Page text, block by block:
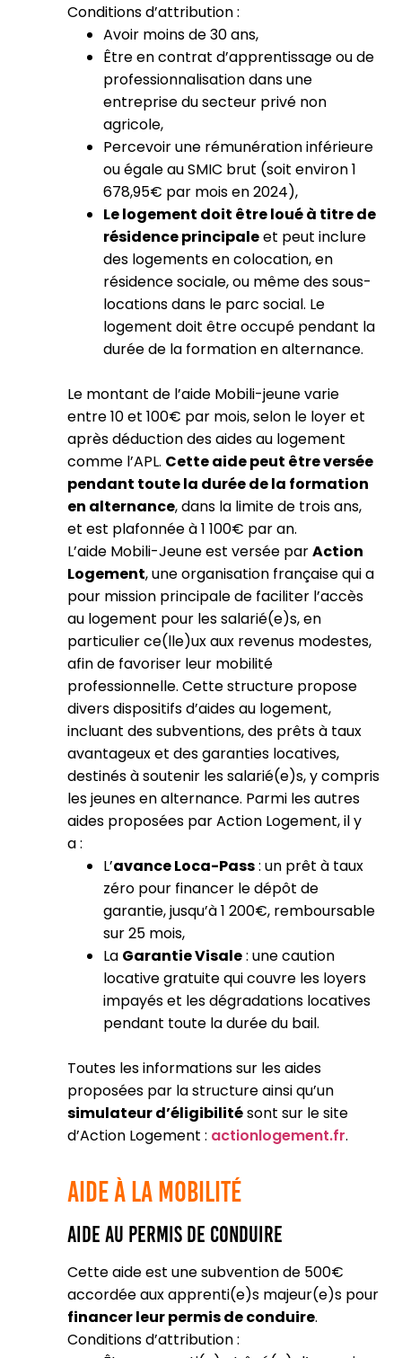
Conditions d’attribution :
Avoir moins de 30 ans,
Être en contrat d’apprentissage ou de
professionnalisation dans une
entreprise du secteur privé non
agricole,
Percevoir une rémunération inférieure
ou égale au SMIC brut (soit environ 1
678,95€ par mois en 2024),
Le logement doit être loué à titre de
résidence principaleet peut inclure
des logements en colocation, en
résidence sociale, ou même des sous-
locations dans le parc social. Le
logement doit être occupé pendant la
durée de la formation en alternance.
Le montant de l’aide Mobili-jeune varie
entre 10 et 100€ par mois, selon le loyer et
après déduction des aides au logement
comme l’APL. Cette aide peut être versée
pendant toute la durée de la formation
en alternance, dans la limite de trois ans,
et est plafonnée à 1 100€ par an.
L’aide Mobili-Jeune est versée parAction
Logement, une organisation française qui a
pour mission principale de faciliter l’accès
au logement pour les salarié(e)s, en
particulier ce(lle)ux aux revenus modestes,
afin de favoriser leur mobilité
professionnelle. Cette structure propose
divers dispositifs d’aides au logement,
incluant des subventions, des prêts à taux
avantageux et des garanties locatives,
destinés à soutenir les salarié(e)s, y compris
les jeunes en alternance. Parmi les autres
aides proposées par Action Logement, il y
a :
L’avance Loca-Pass: un prêt à taux
zéro pour financer le dépôt de
garantie, jusqu’à 1 200€, remboursable
sur 25 mois​,
La Garantie Visale: une caution
locative gratuite qui couvre les loyers
impayés et les dégradations locatives
pendant toute la durée du bail​.
Toutes les informations sur les aides
proposées par la structure ainsi qu’un
simulateur d’éligibilitésont sur le site
d’Action Logement : actionlogement.fr.
Aide à la Mobilité
Aide au Permis de Conduire
Cette aide est une subvention de 500€
accordée aux apprenti(e)s majeur(e)s pour
financer leur permis de conduire.
Conditions d’attribution :